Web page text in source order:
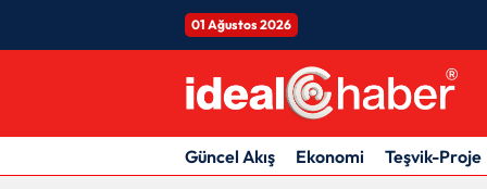
01 Ağustos 2026
Güncel Akış Ekonomi Teşvik-Proje